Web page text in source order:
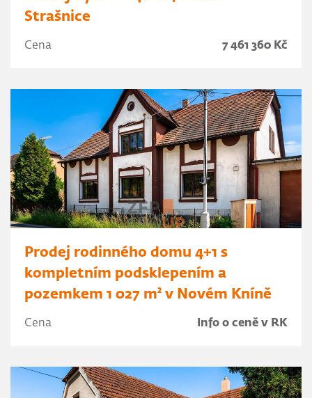
Strašnice
Cena 7 461 360 Kč
Prodej rodinného domu 4+1 s
kompletním podsklepením a
pozemkem 1 027 m² v Novém Kníně
Cena Info o ceně v RK